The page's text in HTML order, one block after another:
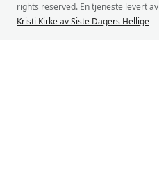
rights reserved. En tjeneste levert av
Kristi Kirke av Siste Dagers Hellige